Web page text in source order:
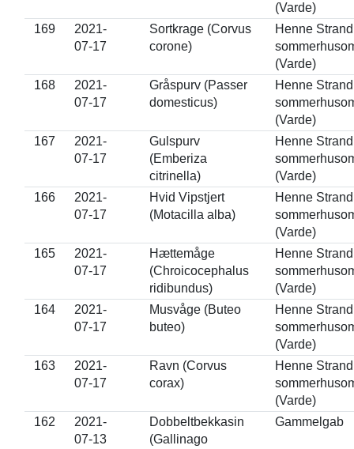
(Varde)
169
2021-
07-17
Sortkrage (Corvus
corone)
Henne Strand
(Varde)
168
2021-
07-17
Gråspurv (Passer
domesticus)
Henne Strand
(Varde)
167
2021-
07-17
Gulspurv
(Emberiza
citrinella)
Henne Strand
(Varde)
166
2021-
07-17
Hvid Vipstjert
(Motacilla alba)
Henne Strand
(Varde)
165
2021-
07-17
Hættemåge
(Chroicocephalus
ridibundus)
Henne Strand
(Varde)
164
2021-
07-17
Musvåge (Buteo
buteo)
Henne Strand
(Varde)
163
2021-
07-17
Ravn (Corvus
corax)
Henne Strand
(Varde)
162
2021-
07-13
Dobbeltbekkasin
(Gallinago
Gammelgab